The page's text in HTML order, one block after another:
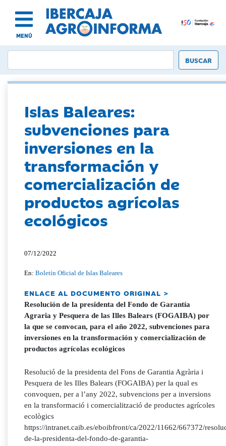
MENÚ
Islas Baleares:
subvenciones para
inversiones en la
transformación y
comercialización de
productos agrícolas
ecológicos
07/12/2022
En:Boletín Oficial de Islas Baleares
ENLACE AL DOCUMENTO ORIGINAL >
Resolución de la presidenta del Fondo de Garantía
Agraria y Pesquera de las Illes Balears (FOGAIBA) por
la que se convocan, para el año 2022, subvenciones para
inversiones en la transformación y comercialización de
productos agrícolas ecológicos
Resolució de la presidenta del Fons de Garantia Agrària i
Pesquera de les Illes Balears (FOGAIBA) per la qual es
convoquen, per a l’any 2022, subvencions per a inversions
en la transformació i comercialització de productes agrícoles
ecològics
https://intranet.caib.es/eboibfront/ca/2022/11662/667372/
de-la-presidenta-del-fondo-de-garantia-